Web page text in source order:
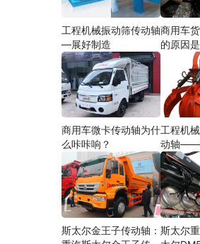
工程机械振动筛传动轴
—展好制造
商用车
的原因
商用车微卡传动轴为什
么咔咔响？
工程机
动轴——
斯太尔金王子传动轴： 斯太尔